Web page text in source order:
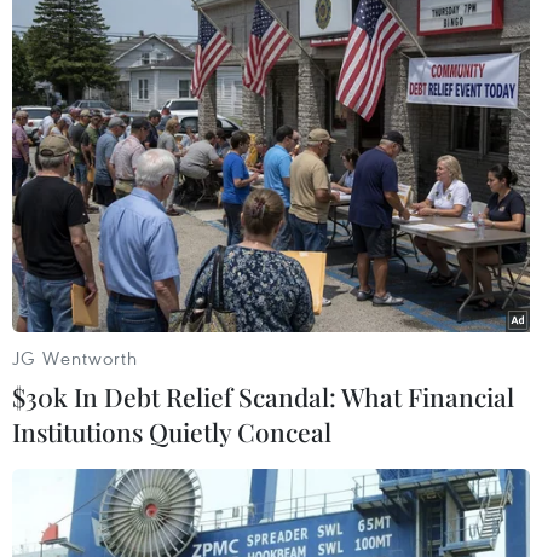
#Trung Quốc #Better Days
#Bắt nạt học đường
#Phim ăn khách
#Em của niên thiếu Trung Quốc
Theo dõi VietnamPlus
TIN LIÊN QUAN
JG Wentworth
$30k In Debt Relief Scandal: What Financial
Institutions Quietly Conceal